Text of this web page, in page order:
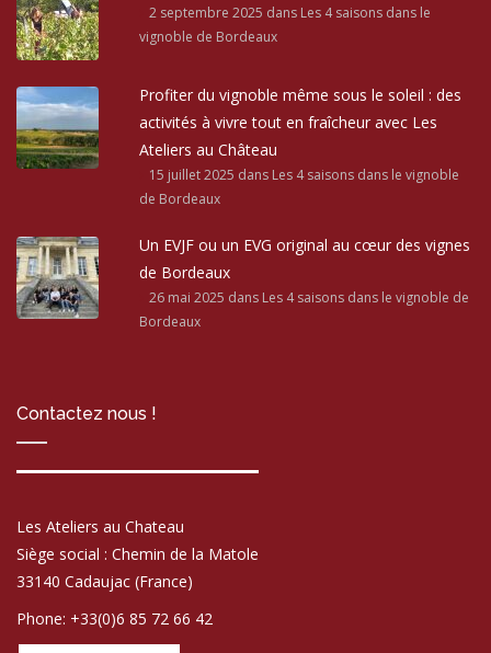
2 septembre 2025 dans Les 4 saisons dans le
vignoble de Bordeaux
Profiter du vignoble même sous le soleil : des
activités à vivre tout en fraîcheur avec Les
Ateliers au Château
15 juillet 2025 dans Les 4 saisons dans le vignoble
de Bordeaux
Un EVJF ou un EVG original au cœur des vignes
de Bordeaux
26 mai 2025 dans Les 4 saisons dans le vignoble de
Bordeaux
Contactez nous !
Les Ateliers au Chateau
Siège social : Chemin de la Matole
33140 Cadaujac (France)
Phone: +33(0)6 85 72 66 42